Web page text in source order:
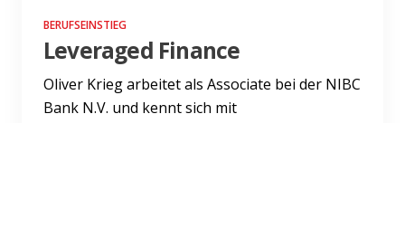
BERUFSEINSTIEG
Leveraged Finance
Oliver Krieg arbeitet als Associate bei der NIBC
Bank N.V. und kennt sich mit